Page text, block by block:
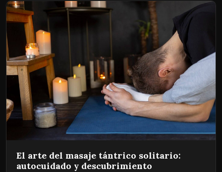
El arte del masaje tántrico solitario:
autocuidado y descubrimiento